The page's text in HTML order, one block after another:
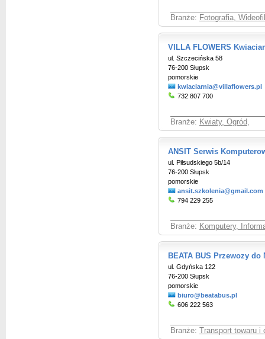
Branże: Fotografia,
VILLA FLOWERS
ul. Szczecińska 58
76-200 Słupsk
pomorskie
kwiaciarnia@villaflowers.pl
732 807 700
Branże: Kwiaty, Ogród,
ANSIT Serwis
ul. Piłsudskiego 5b/14
76-200 Słupsk
pomorskie
ansit.szkolenia@gmail.com
794 229 255
Branże: Komputery,
BEATA BUS Przewozy do
ul. Gdyńska 122
76-200 Słupsk
pomorskie
biuro@beatabus.pl
606 222 563
Branże: Transport towaru